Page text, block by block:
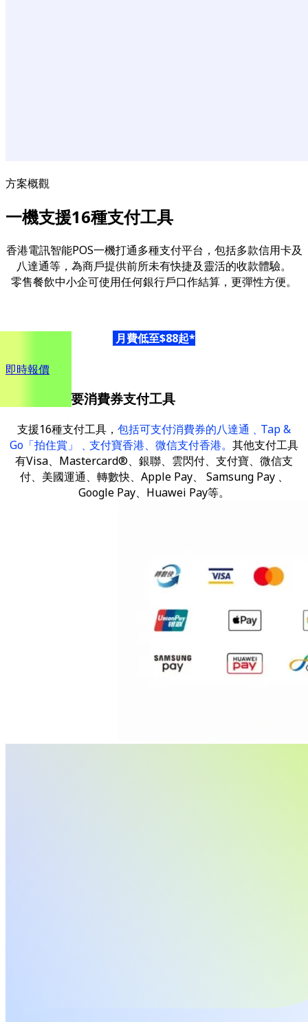
方案概觀
一機支援16種支付工具
香港電訊智能POS一機打通多種支付平台，包括多款信用卡及
八達通等，為商戶提供前所未有快捷及靈活的收款體驗。
零售餐飲中小企可使用任何銀行戶口作結算，更彈性方便。
月費低至$88起*
即時報價
一機支援主要消費券支付工具
支援16種支付工具， 包括可支付消費券的八達通﹑Tap &
Go「拍住賞」﹑支付寶香港、微信支付香港。 其他支付工具
有Visa、Mastercard®、銀聯、雲閃付、支付寶、微信支
付、美國運通、轉數快、Apple Pay、 Samsung Pay 、
Google Pay、Huawei Pay等。